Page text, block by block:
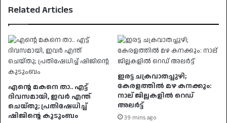
Related Articles
എന്റെ മകനെ താ.. എട്ട്
ദിവസമായി, ഇവര്‍ എന്ത്
ചെയ്തു; പ്രതിഷേധിച്ച്
ഷിജിന്റെ കുടുംബം
ഇരട്ട ചക്രവാതച്ചുഴി;
കേരളത്തിൽ മഴ കനക്കും:
നാല് ജില്ലകളിൽ റെഡ്
അലർട്ട്
39 mins ago